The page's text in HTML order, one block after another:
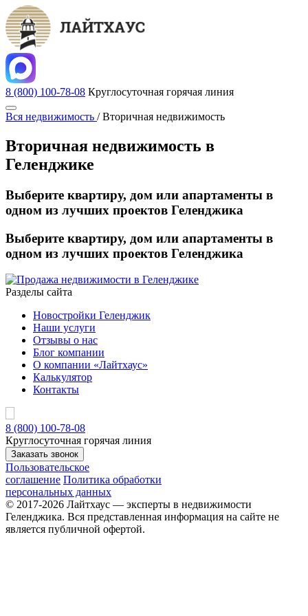
8 (800) 100-78-08 Круглосуточная горячая линия
Вся недвижимость / Вторичная недвижимость
Вторичная недвижимость в
Геленджике
Выберите квартиру, дом или апартаменты в
одном из лучших проектов Геленджика
Выберите квартиру, дом или апартаменты в
одном из лучших проектов Геленджика
Разделы сайта
Новостройки Геленджик
Наши услуги
Отзывы о нас
Блог компании
О компании «Лайтхаус»
Калькулятор
Контакты
8 (800) 100-78-08
Круглосуточная горячая линия
Заказать звонок
Пользовательское
соглашение Политика обработки
персональных данных
© 2017-2026 Лайтхаус — эксперты в недвижимости
Геленджика. Вся представленная информация на сайте не
является публичной офертой.